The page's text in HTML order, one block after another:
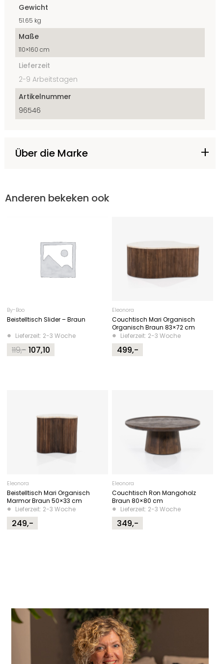
Gewicht
51.65 kg
Maße
110×160 cm
Lieferzeit
2-9 Arbeitstagen
Artikelnummer
96546
Über die Marke
Anderen bekeken ook
By-Boo
Beistelltisch Slider – Braun
Lieferzeit: 2-3 Woche
119,-
Original107,10
Current
Eleonora
Couchtisch Mari Organisch
Organisch Braun 83×72 cm
Lieferzeit: 2-3 Woche
499,-
Eleonora
Beistelltisch Mari Organisch
Marmor Braun 50×33 cm
Lieferzeit: 2-3 Woche
249,-
Eleonora
Couchtisch Ron Mangoholz
Braun 80×80 cm
Lieferzeit: 2-3 Woche
349,-